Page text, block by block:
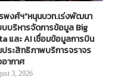
พงศ์ฯ”หนุนบวท.เร่งพัฒนา
บบริหารจัดการข้อมูล Big
และ AI เชื่อมข้อมูลการบิน
ประสิทธิภาพบริการจราจร
อากาศ
3, 2026